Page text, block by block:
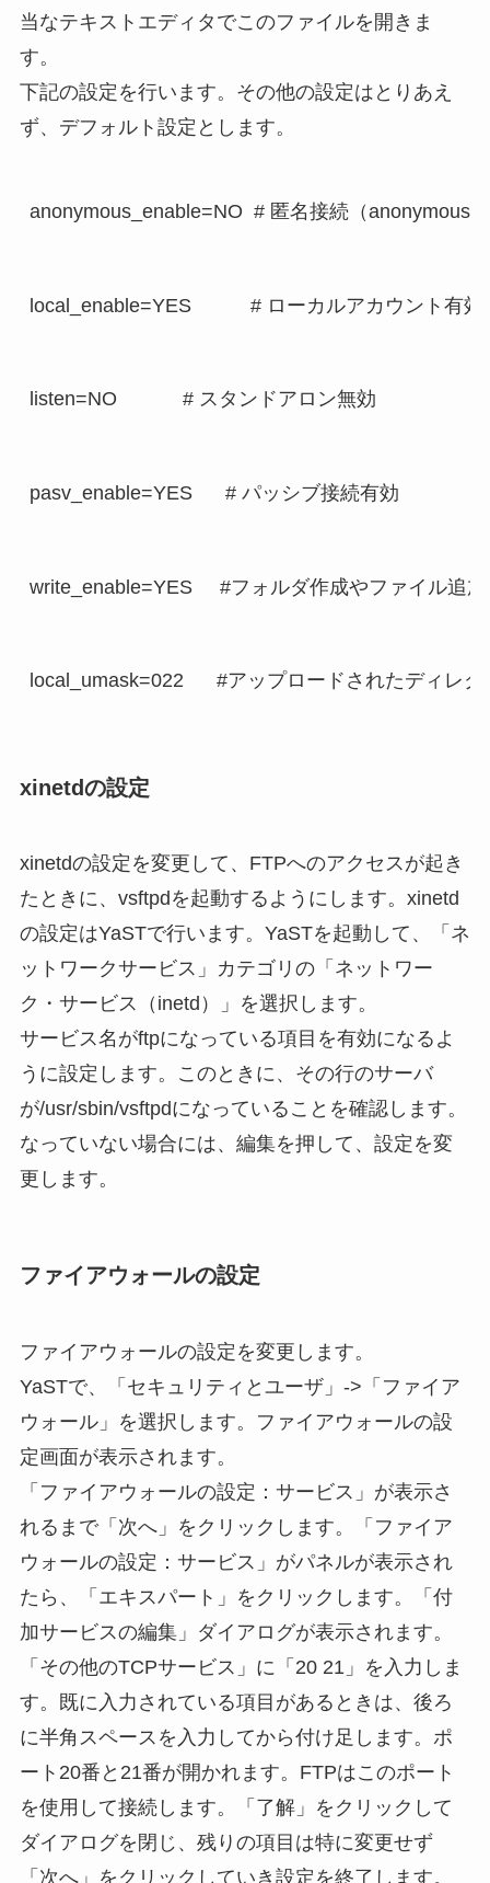
当なテキストエディタでこのファイルを開きま
す。
下記の設定を行います。その他の設定はとりあえ
ず、デフォルト設定とします。
anonymous_enable=NO  # 匿名接続（anonymous
local_enable=YES　　　# ローカルアカウント有
listen=NO            # スタンドアロン無効
pasv_enable=YES      # パッシブ接続有効
write_enable=YES     #フォルダ作成やファイル追
local_umask=022      #アップロードされたディレ
xinetdの設定
xinetdの設定を変更して、FTPへのアクセスが起き
たときに、vsftpdを起動するようにします。xinetd
の設定はYaSTで行います。YaSTを起動して、「ネ
ットワークサービス」カテゴリの「ネットワー
ク・サービス（inetd）」を選択します。
サービス名がftpになっている項目を有効になるよ
うに設定します。このときに、その行のサーバ
が/usr/sbin/vsftpdになっていることを確認します。
なっていない場合には、編集を押して、設定を変
更します。
ファイアウォールの設定
ファイアウォールの設定を変更します。
YaSTで、「セキュリティとユーザ」->「ファイア
ウォール」を選択します。ファイアウォールの設
定画面が表示されます。
「ファイアウォールの設定：サービス」が表示さ
れるまで「次へ」をクリックします。「ファイア
ウォールの設定：サービス」がパネルが表示され
たら、「エキスパート」をクリックします。「付
加サービスの編集」ダイアログが表示されます。
「その他のTCPサービス」に「20 21」を入力しま
す。既に入力されている項目があるときは、後ろ
に半角スペースを入力してから付け足します。ポ
ート20番と21番が開かれます。FTPはこのポート
を使用して接続します。「了解」をクリックして
ダイアログを閉じ、残りの項目は特に変更せず
「次へ」をクリックしていき設定を終了します。